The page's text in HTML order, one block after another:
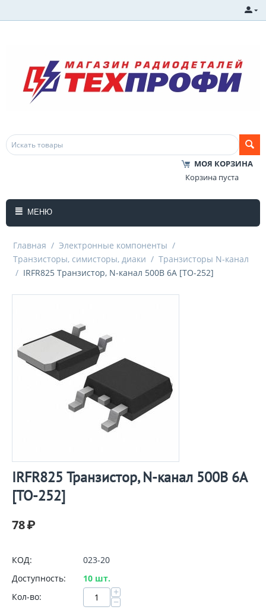
МОЯ КОРЗИНА
Корзина пуста
МЕНЮ
Главная / Электронные компоненты /
Транзисторы, симисторы, диаки / Транзисторы N-канал
/ IRFR825 Транзистор, N-канал 500В 6А [TO-252]
IRFR825 Транзистор, N-канал 500В 6А
[TO-252]
78₽
КОД:
023-20
Доступность:
10 шт.
Кол-во:
+
−